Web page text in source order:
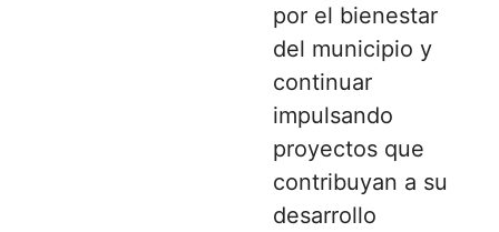
por el bienestar
del municipio y
continuar
impulsando
proyectos que
contribuyan a su
desarrollo